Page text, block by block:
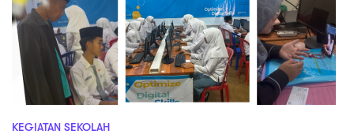
KEGIATAN SEKOLAH